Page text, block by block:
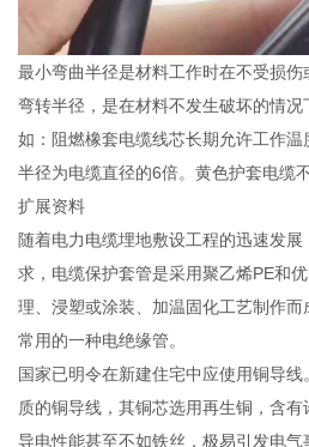
最小弯曲半径是材料工作时在不受损
弯转半径，是在材料不发生破坏的情况
如：阻燃橡套电缆线芯长期允许工作
半径为电缆直径的6倍。黄色护套电缆
扩展资料
随着电力电缆埋地敷设工程的迅速发
求，电缆保护套管是采用聚乙烯PE和
理、浸塑或涂装、加温固化工艺制作
常用的一种电绝缘管。
国家已明令在新建住宅中应使用铜导
质的铜导线，其铜芯选用再生铜，含
导电性能甚至不如铁丝，极易引发电